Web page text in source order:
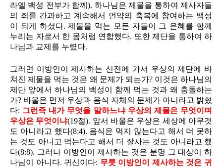
라엘 백성 전부가 함께). 하나님은 제물을 통하여 제사자들
의 죄를 간과하고 계속해서 언약의 축복에 참여하는 백성
이 되게 하셨다. 제물을 먹는 모든 자들이 그 은혜를 함께
누리는 자로서 한 몸처럼 연합했다. 또한 제단을 통하여 하
나님과 교제를 누렸다.
그러면 이방인이 제사하는 신전에 가서 우상의 제단에 바
쳐진 제물을 먹는 것은 왜 문제가 되는가? 이것은 하나님의
제단 앞에서 하나님의 백성이 함께 먹는 것과 왜 충돌하는
가? 바울은 먼저 우상과 음식 자체의 문제가 아니라고 밝혔
다: 그런즉 내가 무엇을 말하느냐 우상의 제물은 무엇이며
우상은 무엇이냐(19절). 앞서 바울은 우상은 세상에 아무것
도 아니라고 했다(8:4). 음식은 먹지 않는다고 해서 더 못하
는 것도 아니고 먹는다고 해서 더 잘사는 것도 아니라고 했
다(8:8). 그러나 이방인이 제사하는 것은 분명 그 대상이 하
나님이 아니다. 귀신이다: 무릇 이방인이 제사하는 것은 귀